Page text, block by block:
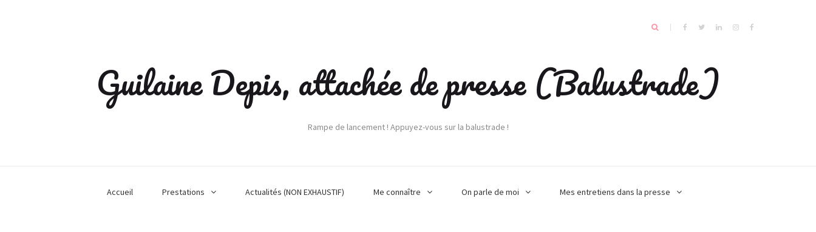
Guilaine Depis, attachée de presse (Balustrade)
Rampe de lancement ! Appuyez-vous sur la balustrade !
Accueil Prestations Actualités (NON EXHAUSTIF) Me connaître On parle de moi Mes entretiens dans la presse